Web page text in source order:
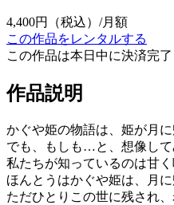
4,400円
（税込）/月額
この作品をレンタルする
この作品は本日中に決済完了
作品説明
かぐや姫の物語は、姫が月
でも、もしも…と、想像して
私たちが知っているのは甘
ほんとうはかぐや姫は、月
ただひとりこの世に残され